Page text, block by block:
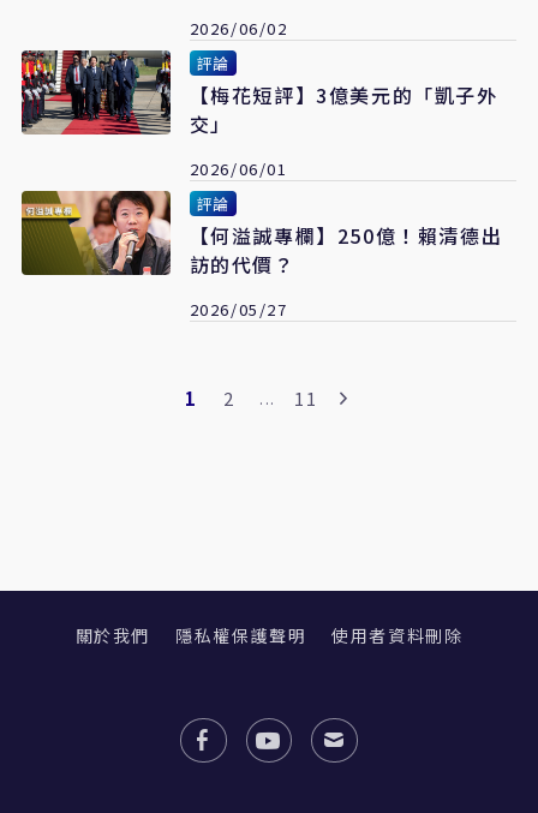
2026/06/02
評論
【梅花短評】3億美元的「凱子外
交」
2026/06/01
評論
【何溢誠專欄】250億！賴清德出
訪的代價？
2026/05/27
1 2 ... 11
關於我們 隱私權保護聲明 使用者資料刪除